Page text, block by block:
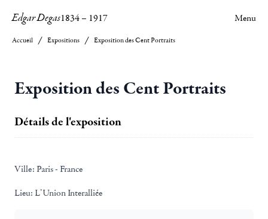
Edgar Degas1834– 1917 Menu
Accueil Expositions Exposition des Cent Portraits
Exposition des Cent Portraits
Détails de l'exposition
Ville: Paris - France
Lieu: L’Union Interalliée